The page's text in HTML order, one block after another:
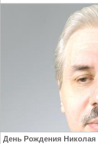
День Рождения